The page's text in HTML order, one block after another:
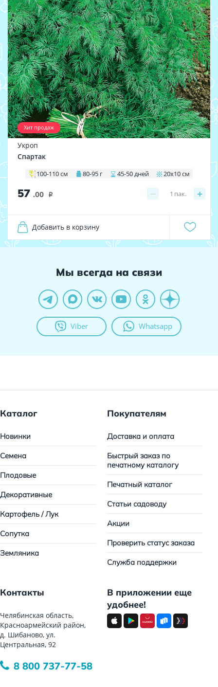
Хит продаж
Укроп
Спартак
100-110 см 80-95 г 45-50 дней 20х10 см
57 .00 i − +
1 пак.
Добавить в корзину
Мы всегда на связи
Viber Whatsapp
Каталог
Новинки
Семена
Плодовые
Декоративные
Картофель / Лук
Сопутка
Земляника
Покупателям
Доставка и оплата
Быстрый заказ по
печатному каталогу
Печатный каталог
Статьи садоводу
Акции
Проверить статус заказа
Служба поддержки
Контакты
Челябинская область,
Красноармейский район,
д. Шибаново, ул.
Центральная, 92
8 800 737-77-58
В приложении еще
удобнее!